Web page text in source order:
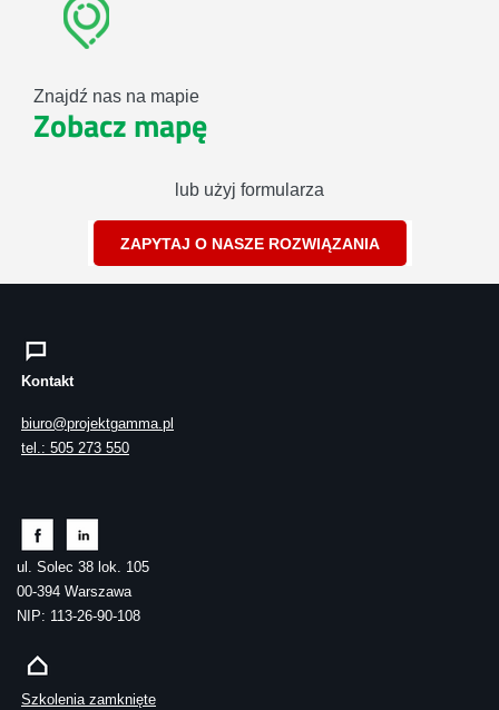
Znajdź nas na mapie
Zobacz mapę
lub użyj formularza
ZAPYTAJ O NASZE ROZWIĄZANIA
Kontakt
biuro@projektgamma.pl
tel.: 505 273 550
ul. Solec 38 lok. 105
00-394 Warszawa
NIP: 113-26-90-108
Szkolenia zamknięte